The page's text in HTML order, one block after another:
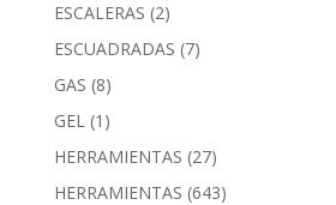
ESCALERAS (2)
ESCUADRADAS (7)
GAS (8)
GEL (1)
HERRAMIENTAS (27)
HERRAMIENTAS (643)